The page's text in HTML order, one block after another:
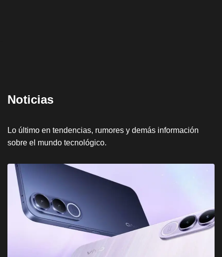
Noticias
Lo último en tendencias, rumores y demás información
sobre el mundo tecnológico.